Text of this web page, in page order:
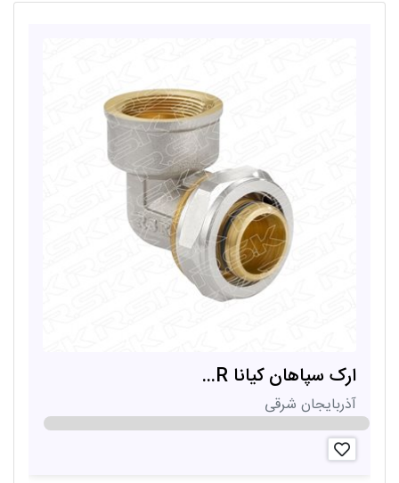
ارک سپاهان کیانا R...
آذربایجان شرقی